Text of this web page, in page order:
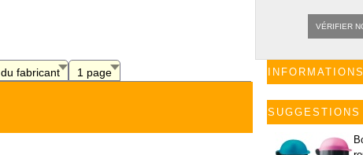
VÉRIFIER
fabricant 1 page